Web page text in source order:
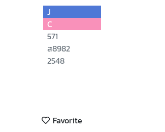
J
C
571
ส8982
2548
Favorite